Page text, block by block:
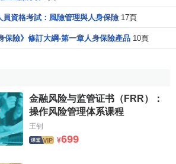
員資格考試：風險管理與人身保險 17頁
保險》修訂大綱-第一章人身保險產品 10頁
金融风险与监管证书（FRR）：
操作风险管理体系课程
王钊
¥699